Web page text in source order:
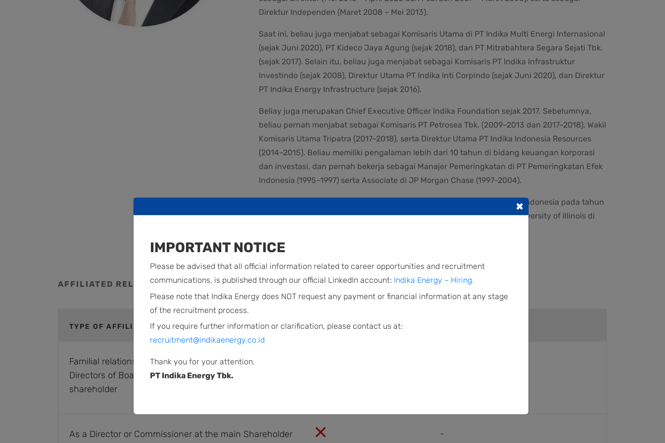
Direktur Independen (Maret 2008 – Mei 2013).
Saat ini, beliau juga menjabat sebagai Komisaris Utama di PT Indika Multi Energi Internasional
(sejak Juni 2020), PT Kideco Jaya Agung (sejak 2018), dan PT Mitrabahtera Segara Sejati Tbk.
(sejak 2017). Selain itu, beliau juga menjabat sebagai Komisaris PT Indika Infrastruktur
Investindo (sejak 2008), Direktur Utama PT Indika Inti Corpindo (sejak Juni 2020), dan Direktur
PT Indika Energy Infrastructure (sejak 2016).
Beliay juga merupakan Chief Executive Officer Indika Foundation sejak 2017. Sebelumnya,
beliau pernah menjabat sebagai Komisaris PT Petrosea Tbk. (2009–2013 dan 2017–2018), Wakil
Komisaris Utama Tripatra (2017–2018), serta Direktur Utama PT Indika Indonesia Resources
(2014–2015). Beliau memiliki pengalaman lebih dari 10 tahun di bidang keuangan korporasi
dan investasi, dan pernah bekerja sebagai Manajer Pemeringkatan di PT Pemeringkatan Efek
Indonesia (1995–1997) serta Associate di JP Morgan Chase (1997–2004).
Beliau meraih gelar Sarjana Ekonomi dari Fakultas Ekonomi Universitas Indonesia pada tahun
1991, dan gelar Master di bidang Perencanaan Wilayah dan Kota dari University of Illinois di
AFFILIATED RELATIONSHIP
TYPE OF AFFILIATED RELATIONSHIPS YES/NO
Familial relationships with a member of the Board of
Directors of Board of Commissioners or the main
shareholder
As a Director or Commissioner at the main Shareholder -
×
IMPORTANT NOTICE
Please be advised that all official information related to career opportunities and recruitment
communications, is published through our official LinkedIn account: Indika Energy – Hiring.
Please note that Indika Energy does NOT request any payment or financial information at any stage
of the recruitment process.
If you require further information or clarification, please contact us at:
recruitment@indikaenergy.co.id
Thank you for your attention.
PT Indika Energy Tbk.